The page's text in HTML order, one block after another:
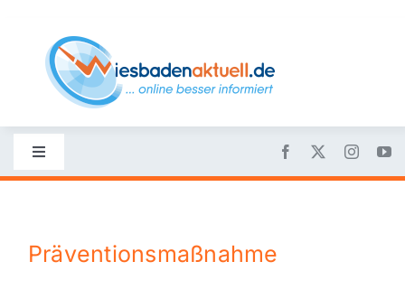
content
Toggle
Navigation
Nachrichten
Präventionsmaßnahme